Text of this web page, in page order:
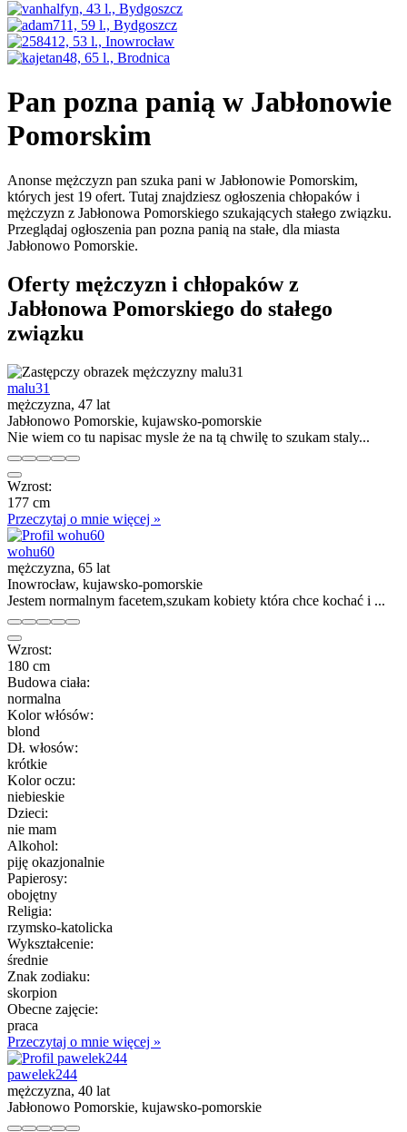
Pan pozna panią w Jabłonowie
Pomorskim
Anonse mężczyzn pan szuka pani w Jabłonowie Pomorskim,
których jest 19 ofert. Tutaj znajdziesz ogłoszenia chłopaków i
mężczyzn z Jabłonowa Pomorskiego szukających stałego związku.
Przeglądaj ogłoszenia pan pozna panią na stałe, dla miasta
Jabłonowo Pomorskie.
Oferty mężczyzn i chłopaków z
Jabłonowa Pomorskiego do stałego
związku
malu31
mężczyzna, 47 lat
Jabłonowo Pomorskie, kujawsko-pomorskie
Nie wiem co tu napisac mysle że na tą chwilę to szukam staly...
Wzrost:
177 cm
Przeczytaj o mnie więcej »
wohu60
mężczyzna, 65 lat
Inowrocław, kujawsko-pomorskie
Jestem normalnym facetem,szukam kobiety która chce kochać i ...
Wzrost:
180 cm
Budowa ciała:
normalna
Kolor włósów:
blond
Dł. włosów:
krótkie
Kolor oczu:
niebieskie
Dzieci:
nie mam
Alkohol:
piję okazjonalnie
Papierosy:
obojętny
Religia:
rzymsko-katolicka
Wykształcenie:
średnie
Znak zodiaku:
skorpion
Obecne zajęcie:
praca
Przeczytaj o mnie więcej »
pawelek244
mężczyzna, 40 lat
Jabłonowo Pomorskie, kujawsko-pomorskie